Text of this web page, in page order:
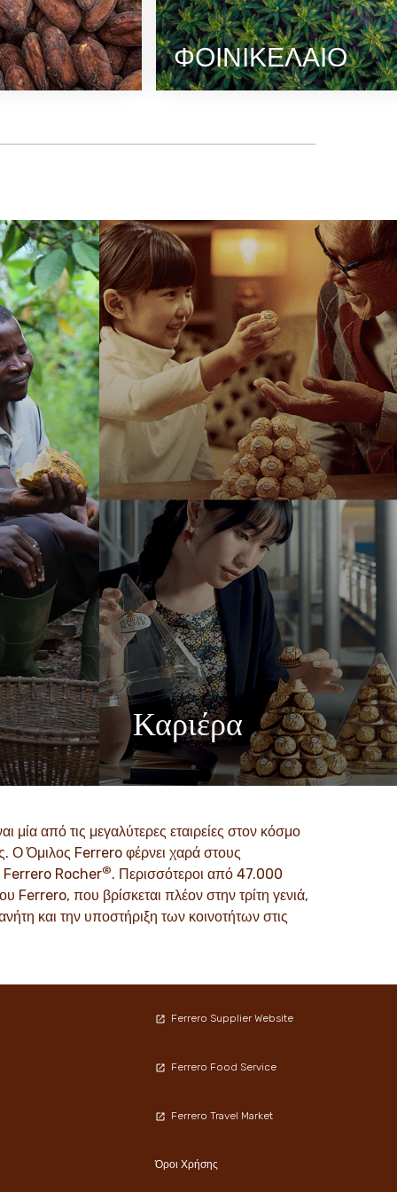
ΦΟΙΝΙΚΈΛΑΙΟ
του
της
Καριέρα
Στη Ferrero, γνωρίζουμε ότι τα προϊόντα
μας αγαπούν εκατομμύρια άνθρωποι,
ΑΝΑΚΑΛΥΨΤΕ ΠΕΡΙΣΣΟΤΕΡΑ
μία από τις μεγαλύτερες εταιρείες στον κόσμο
Ο Όμιλος Ferrero φέρνει χαρά στους
Ferrero Rocher®. Περισσότεροι από 47.000
Ferrero, που βρίσκεται πλέον στην τρίτη γενιά,
και την υποστήριξη των κοινοτήτων στις
Ferrero Supplier Website
Ferrero Food Service
Ferrero Travel Market
Όροι Χρήσης